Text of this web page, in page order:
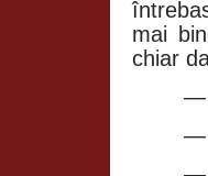
mai
chiar
—
—